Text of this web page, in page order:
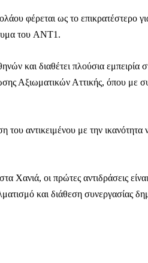
φέρεται ως το επικρατέστερο
του ANT1 .
και διαθέτει πλούσια εμπειρία
Αξιωματικών Αττικής, όπου με
αντικειμένου με την ικανότητα
Χανιά, οι πρώτες αντιδράσεις είναι
και διάθεση συνεργασίας